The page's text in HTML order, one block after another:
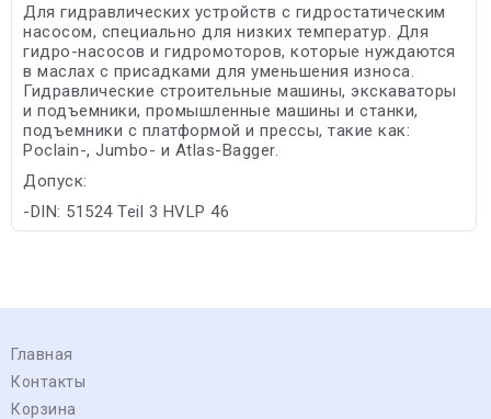
Для гидравлических устройств с гидростатическим
насосом, специально для низких температур. Для
гидро-насосов и гидромоторов, которые нуждаются
в маслах с присадками для уменьшения износа.
Гидравлические строительные машины, экскаваторы
и подъемники, промышленные машины и станки,
подъемники с платформой и прессы, такие как:
Poclain-, Jumbo- и Atlas-Bagger.
Допуск:
-DIN: 51524 Teil 3 HVLP 46
Главная
Контакты
Корзина